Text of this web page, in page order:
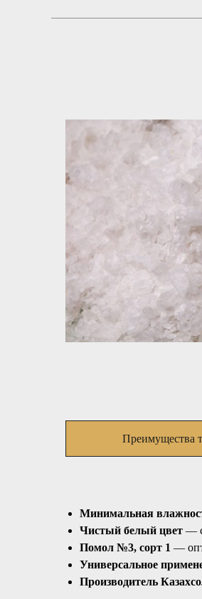
Преимущества
Минимальная
Чистый белый цвет —
Помол №3, сорт 1 —
Универсальное
Производитель